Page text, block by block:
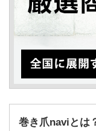
巻き爪naviとは